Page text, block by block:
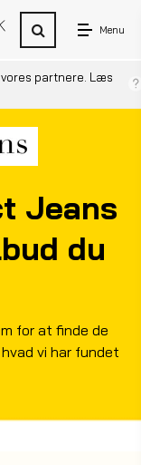
Menu
partnere. Læs
Jeans
du
for at finde de
vi har fundet